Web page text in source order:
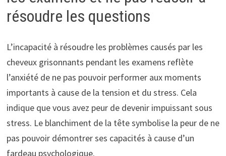
résoudre les questions
L’incapacité à résoudre les problèmes causés par les
cheveux grisonnants pendant les examens reflète
l’anxiété de ne pas pouvoir performer aux moments
importants à cause de la tension et du stress. Cela
indique que vous avez peur de devenir impuissant sous
stress. Le blanchiment de la tête symbolise la peur de ne
pas pouvoir démontrer ses capacités à cause d’un
fardeau psychologique.